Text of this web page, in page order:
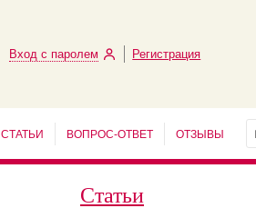
Вход с паролем Регистрация
СТАТЬИ ВОПРОС-ОТВЕТ ОТЗЫВЫ
Статьи